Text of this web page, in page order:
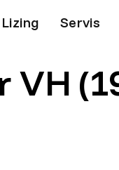
Lizing Servis